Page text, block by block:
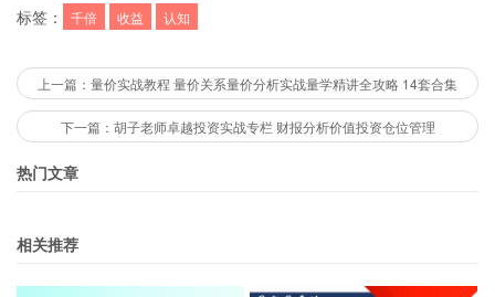
标签： 千倍 收益 认知
上一篇：量价实战教程 量价关系量价分析实战量学精讲全攻略 14套合集
下一篇：胡子老师卓越投资实战专栏 财报分析价值投资仓位管理
热门文章
相关推荐